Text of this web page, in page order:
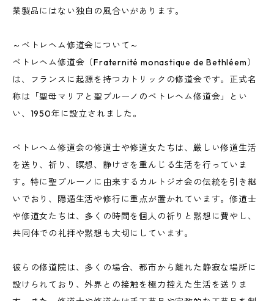
業製品にはない独自の風合いがあります。
～ベトレヘム修道会について～
ベトレヘム修道会（Fraternité monastique de Bethléem）
は、フランスに起源を持つカトリックの修道会です。正式名
称は「聖母マリアと聖ブルーノのベトレヘム修道会」とい
い、1950年に設立されました。
ベトレヘム修道会の修道士や修道女たちは、厳しい修道生活
を送り、祈り、瞑想、静けさを重んじる生活を行っていま
す。特に聖ブルーノに由来するカルトジオ会の伝統を引き継
いでおり、隠遁生活や修行に重点が置かれています。修道士
や修道女たちは、多くの時間を個人の祈りと黙想に費やし、
共同体での礼拝や黙想も大切にしています。
彼らの修道院は、多くの場合、都市から離れた静寂な場所に
設けられており、外界との接触を極力控えた生活を送りま